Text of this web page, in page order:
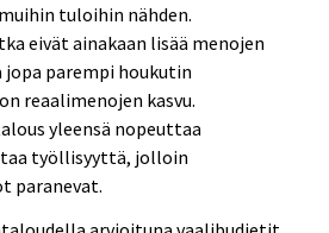
tuloihin nähden.
eivät ainakaan lisää menojen
jopa parempi houkutin
reaalimenojen kasvu.
yleensä nopeuttaa
työllisyyttä, jolloin
paranevat.